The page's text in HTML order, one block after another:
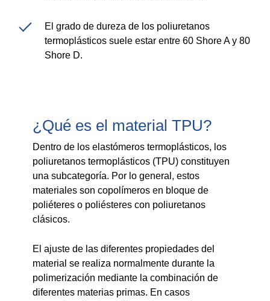
Descargar Sustainability Reports
Empresa
Servicios de laboratorio acreditados
El grado de dureza de los poliuretanos
termoplásticos suele estar entre 60 Shore A y 80
Shore D.
¿Qué es el material TPU?
Dentro de los elastómeros termoplásticos, los
poliuretanos termoplásticos (TPU) constituyen
una subcategoría. Por lo general, estos
materiales son copolímeros en bloque de
poliéteres o poliésteres con poliuretanos
clásicos.
El ajuste de las diferentes propiedades del
material se realiza normalmente durante la
polimerización mediante la combinación de
diferentes materias primas. En casos